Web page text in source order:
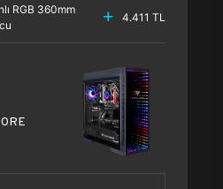
RGB 360mm
4.411 TL